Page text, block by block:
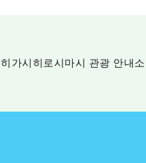
히가시히로시마시 관광 안내소